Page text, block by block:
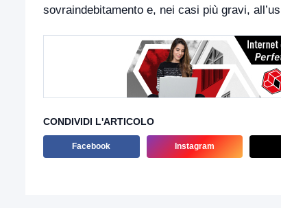
sovraindebitamento e, nei casi più gravi,
CONDIVIDI L'ARTICOLO
Facebook Instagram